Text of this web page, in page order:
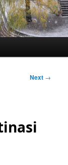
Next →